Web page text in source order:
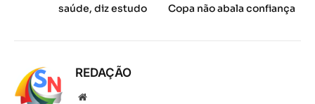
saúde, diz estudo
Copa não abala confiança
REDAÇÃO
Local